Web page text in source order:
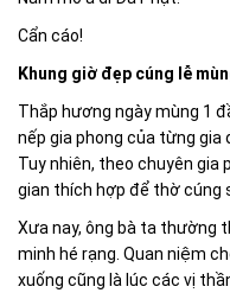
Cẩn cáo!
Khung giờ đẹp cúng lễ
Thắp hương ngày mùng 1
nếp gia phong của từng gia
Tuy nhiên, theo chuyên gia
gian thích hợp để thờ cúng
Xưa nay, ông bà ta thường
minh hé rạng. Quan niệm
xuống cũng là lúc các vị